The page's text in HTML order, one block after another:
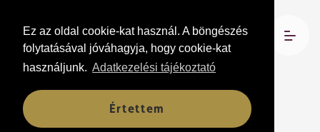
Ez az oldal cookie-kat használ. A böngészés
folytatásával jóváhagyja, hogy cookie-kat
használjunk. Adatkezelési tájékoztató
Értettem
2026. május 15. 18:00
Csokonai Teátrum, Nézőtéri Büfé
Irodalmi est és ráhangoló beszélgetés